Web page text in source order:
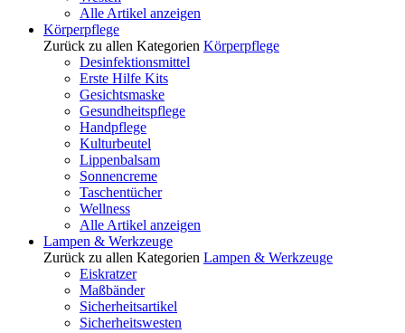
Alle Artikel anzeigen
Körperpflege
Zurück zu allen Kategorien Körperpflege
Desinfektionsmittel
Erste Hilfe Kits
Gesichtsmaske
Gesundheitspflege
Handpflege
Kulturbeutel
Lippenbalsam
Sonnencreme
Taschentücher
Wellness
Alle Artikel anzeigen
Lampen & Werkzeuge
Zurück zu allen Kategorien Lampen & Werkzeuge
Eiskratzer
Maßbänder
Sicherheitsartikel
Sicherheitswesten